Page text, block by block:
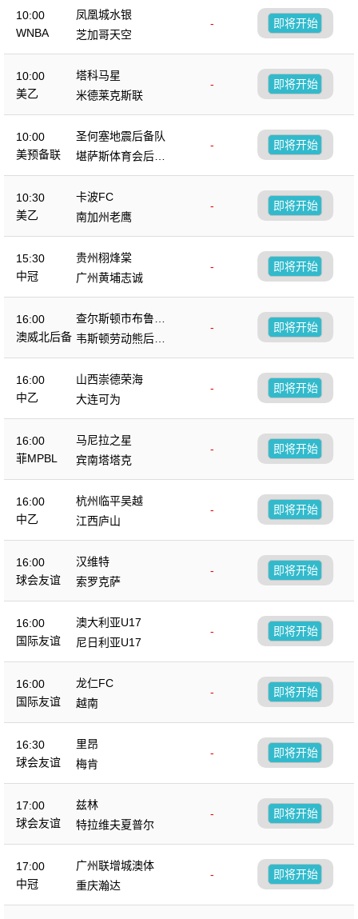
10:00
WNBA
凤凰城水银
-
芝加哥天空
即将开始
10:00
美乙
塔科马星
-
米德莱克斯联
即将开始
10:00
美预备联
圣何塞地震后备队
-
堪萨斯体育会后备
队
即将开始
10:30
美乙
卡波FC
-
南加州老鹰
即将开始
15:30
中冠
贵州栩烽棠
-
广州黄埔志诚
即将开始
16:00
澳威北后备
查尔斯顿市布鲁斯
后备队
-
韦斯顿劳动熊后备
队
即将开始
16:00
中乙
山西崇德荣海
-
大连可为
即将开始
16:00
菲MPBL
马尼拉之星
-
宾南塔塔克
即将开始
16:00
中乙
杭州临平吴越
-
江西庐山
即将开始
16:00
球会友谊
汉维特
-
索罗克萨
即将开始
16:00
国际友谊
澳大利亚U17
-
尼日利亚U17
即将开始
16:00
国际友谊
龙仁FC
-
越南
即将开始
16:30
球会友谊
里昂
-
梅肯
即将开始
17:00
球会友谊
兹林
-
特拉维夫夏普尔
即将开始
17:00
中冠
广州联增城澳体
-
重庆瀚达
即将开始